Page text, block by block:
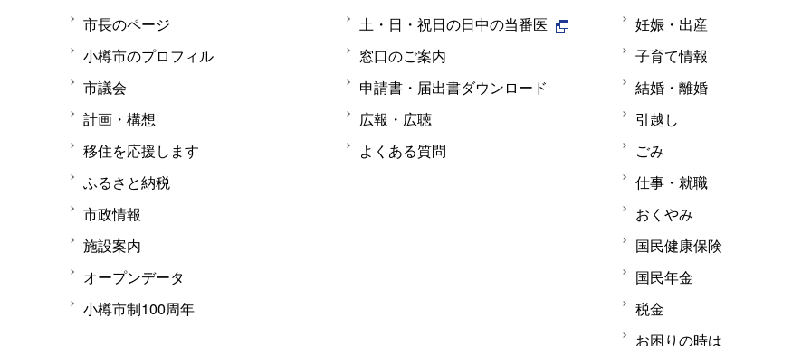
市長のページ
小樽市のプロフィル
市議会
計画・構想
移住を応援します
ふるさと納税
市政情報
施設案内
オープンデータ
小樽市制100周年
土・日・祝日の日中の当番医
窓口のご案内
申請書・届出書ダウンロード
広報・広聴
よくある質問
妊娠・出産
子育て情報
結婚・離婚
引越し
ごみ
仕事・就職
おくやみ
国民健康保険
国民年金
税金
お困りの時は